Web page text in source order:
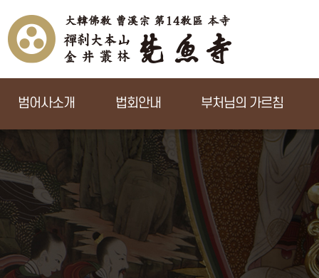
범어사소개 법회안내 부처님의 가르침